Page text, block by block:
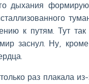
дыхания
к путям. Тут так
заснул. Ну,
раз плакала